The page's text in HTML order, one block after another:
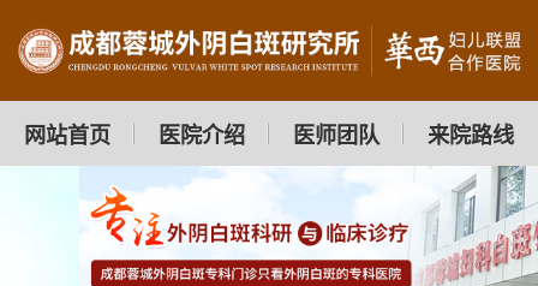
网站首页 医院介绍 医师团队 来院路线